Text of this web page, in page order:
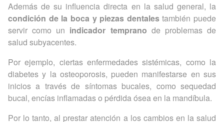
Además de su influencia directa en la salud general, la
condición de la boca y piezas dentalestambién puede
servir como un indicador temprano de problemas de
salud subyacentes.
Por ejemplo, ciertas enfermedades sistémicas, como la
diabetes y la osteoporosis, pueden manifestarse en sus
inicios a través de síntomas bucales, como sequedad
bucal, encías inflamadas o pérdida ósea en la mandíbula.
Por lo tanto, al prestar atención a los cambios en la salud